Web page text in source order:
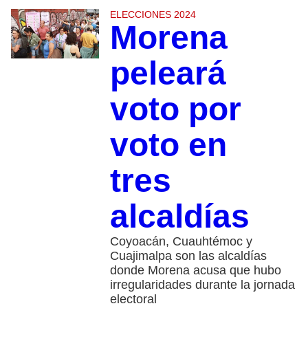
ELECCIONES 2024
Morena
peleará
voto por
voto en
tres
alcaldías
Coyoacán, Cuauhtémoc y
Cuajimalpa son las alcaldías
donde Morena acusa que hubo
irregularidades durante la jornada
electoral